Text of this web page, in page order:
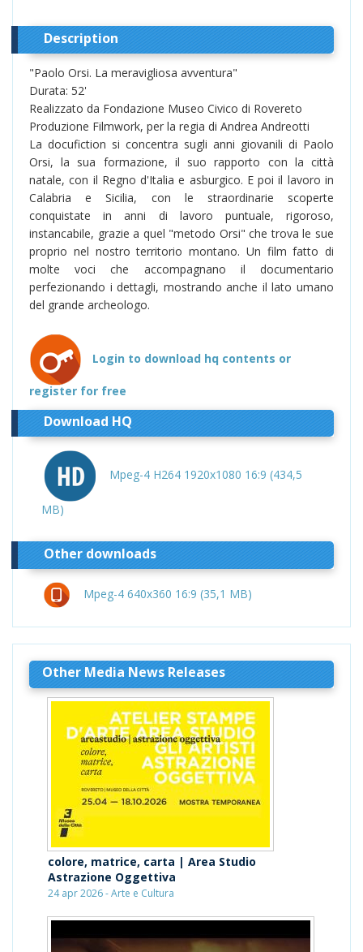
Description
"Paolo Orsi. La meravigliosa avventura"
Durata: 52'
Realizzato da Fondazione Museo Civico di Rovereto
Produzione Filmwork, per la regia di Andrea Andreotti
La docufiction si concentra sugli anni giovanili di Paolo
Orsi, la sua formazione, il suo rapporto con la città
natale, con il Regno d'Italia e asburgico. E poi il lavoro in
Calabria e Sicilia, con le straordinarie scoperte
conquistate in anni di lavoro puntuale, rigoroso,
instancabile, grazie a quel "metodo Orsi" che trova le sue
proprio nel nostro territorio montano. Un film fatto di
molte voci che accompagnano il documentario
perfezionando i dettagli, mostrando anche il lato umano
del grande archeologo.
Login to download hq contents or
register for free
Download HQ
Mpeg-4 H264 1920x1080 16:9 (434,5
MB)
Other downloads
Mpeg-4 640x360 16:9 (35,1 MB)
Other Media News Releases
colore, matrice, carta | Area Studio
Astrazione Oggettiva
24 apr 2026 - Arte e Cultura